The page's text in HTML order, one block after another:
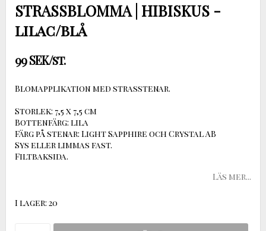
STRASSBLOMMA | HIBISKUS -
lilac/blå
99 SEK/st.
Blomapplikation med strasstenar.
Storlek: 7,5 x 7,5 cm
Bottenfärg: lila
Färg på stenar: Light Sapphire och Crystal AB
Sys eller limmas fast.
Filtbaksida.
Läs mer...
I lager: 20